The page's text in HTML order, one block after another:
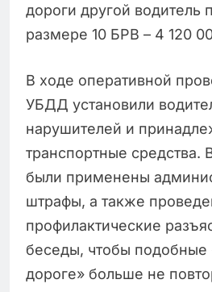
дороги другой водитель
размере 10 БРВ – 4 120
В ходе оперативной
УБДД установили
нарушителей и
транспортные средства.
были применены
штрафы, а также
профилактические
беседы, чтобы подобные
дороге» больше не